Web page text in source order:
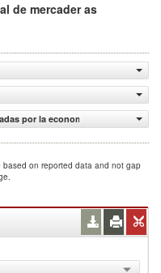
de mercader as
por la econom a informante,
based on reported data and not gap